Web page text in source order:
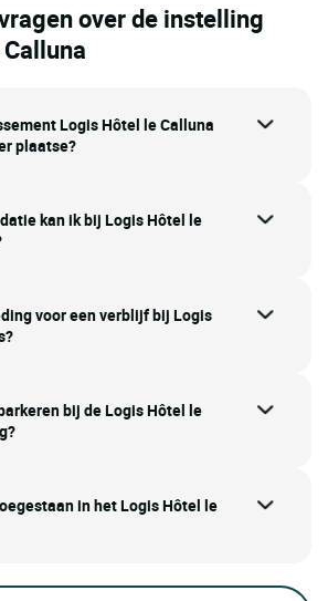
over de instelling
Logis Hôtel le Calluna
plaatse?
kan ik bij Logis Hôtel le
voor een verblijf bij Logis
bij de Logis Hôtel le
in het Logis Hôtel le